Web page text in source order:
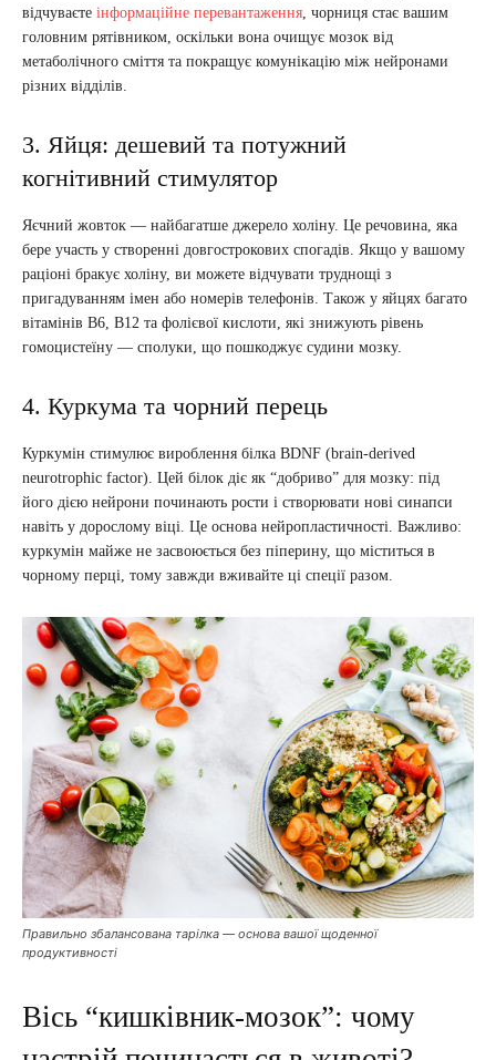
відчуваєте інформаційне перевантаження , чорниця стає вашим
головним рятівником, оскільки вона очищує мозок від
метаболічного сміття та покращує комунікацію між нейронами
різних відділів.
3. Яйця: дешевий та потужний
когнітивний стимулятор
Яєчний жовток — найбагатше джерело холіну. Це речовина, яка
бере участь у створенні довгострокових спогадів. Якщо у вашому
раціоні бракує холіну, ви можете відчувати труднощі з
пригадуванням імен або номерів телефонів. Також у яйцях багато
вітамінів B6, B12 та фолієвої кислоти, які знижують рівень
гомоцистеїну — сполуки, що пошкоджує судини мозку.
4. Куркума та чорний перець
Куркумін стимулює вироблення білка BDNF (brain-derived
neurotrophic factor). Цей білок діє як “добриво” для мозку: під
його дією нейрони починають рости і створювати нові синапси
навіть у дорослому віці. Це основа нейропластичності. Важливо:
куркумін майже не засвоюється без піперину, що міститься в
чорному перці, тому завжди вживайте ці спеції разом.
Правильно збалансована тарілка — основа вашої щоденної
продуктивності
Вісь “кишківник-мозок”: чому